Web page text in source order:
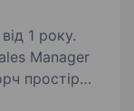
1 року.
Manager